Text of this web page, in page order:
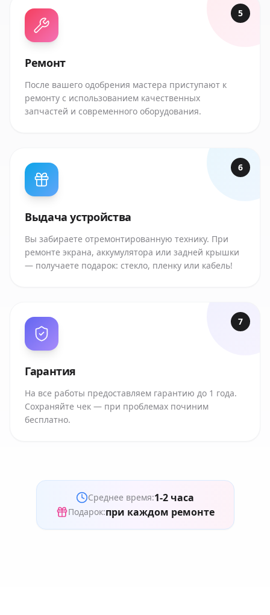
5
Ремонт
После вашего одобрения мастера приступают к
ремонту с использованием качественных
запчастей и современного оборудования.
6
Выдача устройства
Вы забираете отремонтированную технику. При
ремонте экрана, аккумулятора или задней крышки
— получаете подарок: стекло, пленку или кабель!
7
Гарантия
На все работы предоставляем гарантию до 1 года.
Сохраняйте чек — при проблемах починим
бесплатно.
Среднее время:1-2 часа
Подарок:при каждом ремонте